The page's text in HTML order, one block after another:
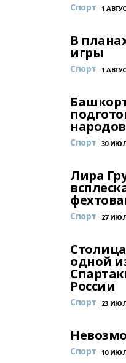
Спорт 1
В
игры
Спорт 1
Спорт 30
Лира
Спорт 27
одной
России
Спорт 23
Спорт 10